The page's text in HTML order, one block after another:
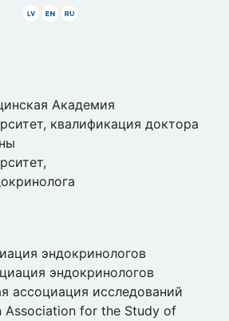
Latviski
AngliskiKrieviski
Академия
квалификация доктора
эндокринологов
эндокринологов
ассоциация исследований
Association for the Study of